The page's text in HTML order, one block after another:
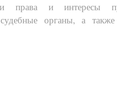
права и интересы
органы, а